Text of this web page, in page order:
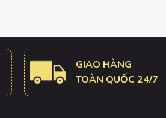
GIAO HÀNG
TOÀN QUỐC 24/7